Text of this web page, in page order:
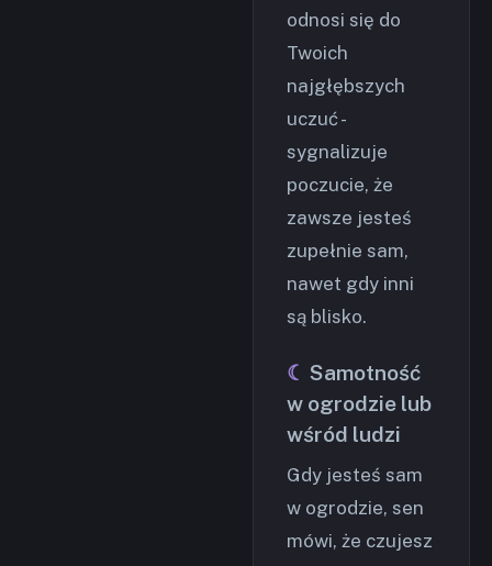
odnosi się do
Twoich
najgłębszych
uczuć -
sygnalizuje
poczucie, że
zawsze jesteś
zupełnie sam,
nawet gdy inni
są blisko.
Samotność
w ogrodzie lub
wśród ludzi
Gdy jesteś sam
w ogrodzie, sen
mówi, że czujesz